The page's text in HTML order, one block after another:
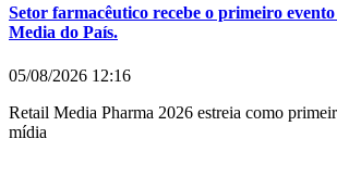
Setor farmacêutico recebe o primeiro
Media do País.
05/08/2026 12:16
Retail Media Pharma 2026 estreia como
mídia